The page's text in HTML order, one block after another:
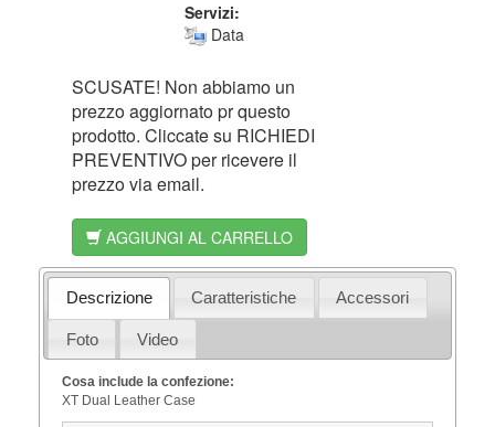
Servizi:
Data
SCUSATE! Non abbiamo un
prezzo aggiornato pr questo
prodotto. Cliccate su RICHIEDI
PREVENTIVO per ricevere il
prezzo via email.
AGGIUNGI AL CARRELLO
Descrizione Caratteristiche Accessori
Foto Video
Cosa include la confezione:
XT Dual Leather Case